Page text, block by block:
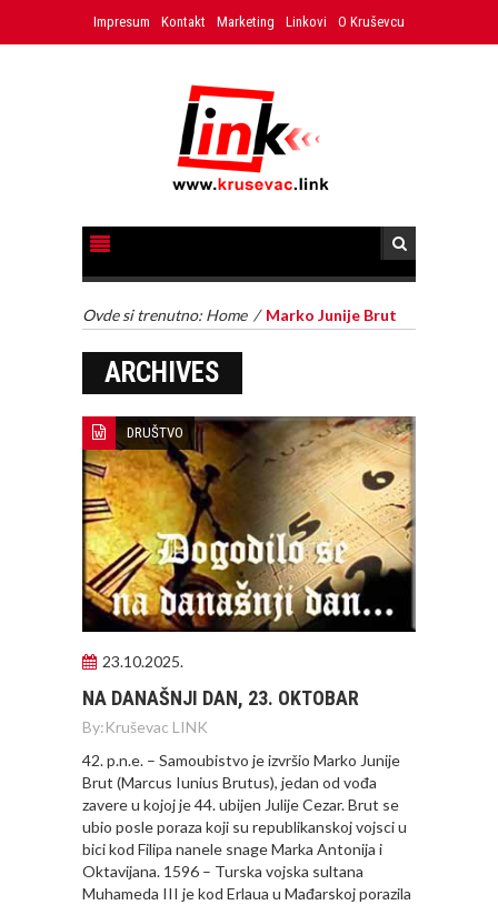
Impresum Kontakt Marketing Linkovi O Kruševcu
Ovde si trenutno: Home / Marko Junije Brut
ARCHIVES
DRUŠTVO
23.10.2025.
NA DANAŠNJI DAN, 23. OKTOBAR
By:Kruševac LINK
42. p.n.e. – Samoubistvo je izvršio Marko Junije
Brut (Marcus Iunius Brutus), jedan od vođa
zavere u kojoj je 44. ubijen Julije Cezar. Brut se
ubio posle poraza koji su republikanskoj vojsci u
bici kod Filipa nanele snage Marka Antonija i
Oktavijana. 1596 – Turska vojska sultana
Muhameda III je kod Erlaua u Mađarskoj porazila